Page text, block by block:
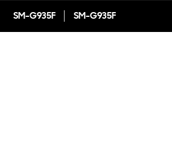
SM-G935F SM-G935F